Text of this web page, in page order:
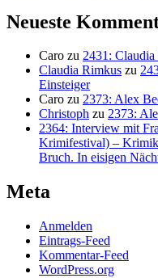
Neueste
Caro zu 2431:
Claudia Rimkus zu
Einsteiger
Caro zu 2373: Alex
Christoph zu 2373:
2364: Interview mit
Krimifestival) –
Bruch. In eisigen
Meta
Anmelden
Eintrags-Feed
Kommentar-Feed
WordPress.org